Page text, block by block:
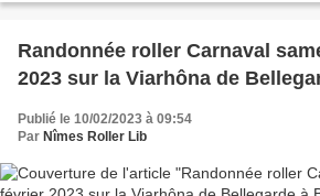
Randonnée roller Carnaval
2023 sur la Viarhôna de
Publié le 10/02/2023 à 09:54
Par Nîmes Roller Lib